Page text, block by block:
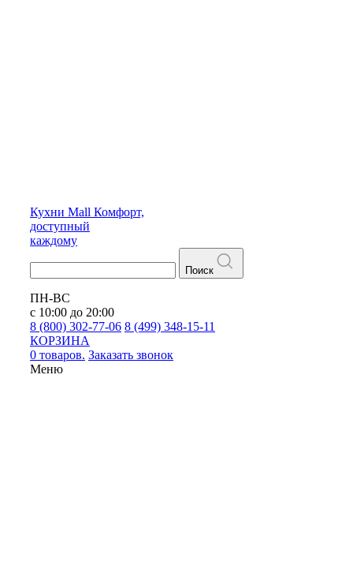
Кухни Mall Комфорт,
доступный
каждому
Поиск
ПН-ВС
с 10:00 до 20:00
8 (800) 302-77-06 8 (499) 348-15-11
КОРЗИНА
0 товаров. Заказать звонок
Меню